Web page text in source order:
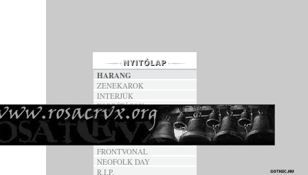
HARANG
ZENEKAROK
INTERJÚK
FORDÍTÁSOK
DALSZÖVEGEK
ANNO
FRONTVONAL
NEOFOLK DAY
R.I.P.